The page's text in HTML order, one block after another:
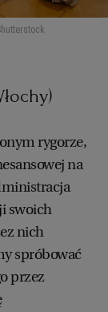
rygorze,
na
swoich
nich
spróbować
przez